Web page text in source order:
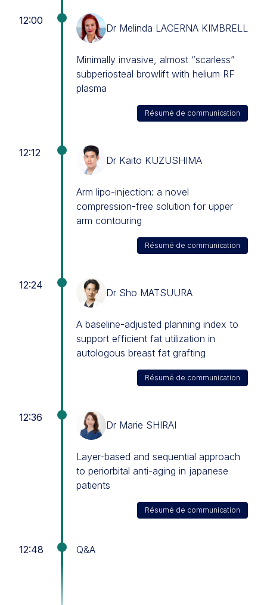
12:00
Dr Melinda LACERNA KIMBRELL
Minimally invasive, almost “scarless”
subperiosteal browlift with helium RF
plasma
Résumé de communication
12:12
Dr Kaito KUZUSHIMA
Arm lipo-injection: a novel
compression-free solution for upper
arm contouring
Résumé de communication
12:24
Dr Sho MATSUURA
A baseline-adjusted planning index to
support efficient fat utilization in
autologous breast fat grafting
Résumé de communication
12:36
Dr Marie SHIRAI
Layer-based and sequential approach
to periorbital anti-aging in japanese
patients
Résumé de communication
12:48 Q&A